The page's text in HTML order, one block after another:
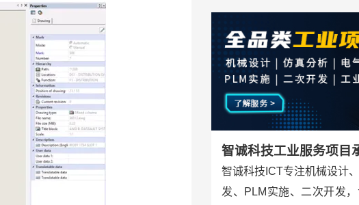
智诚科技工业服务项目
智诚科技ICT专注机械设计
发、PLM实施、二次开发